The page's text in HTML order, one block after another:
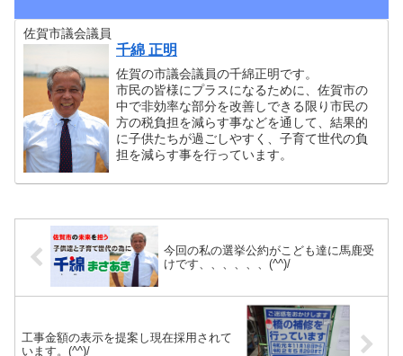
佐賀市議会議員
千綿 正明
佐賀の市議会議員の千綿正明です。
市民の皆様にプラスになるために、佐賀市の
中で非効率な部分を改善しできる限り市民の
方の税負担を減らす事などを通して、結果的
に子供たちが過ごしやすく、子育て世代の負
担を減らす事を行っています。
今回の私の選挙公約がこども達に馬鹿受
けです、、、、、、(^^)/
工事金額の表示を提案し現在採用されて
います。(^^)/